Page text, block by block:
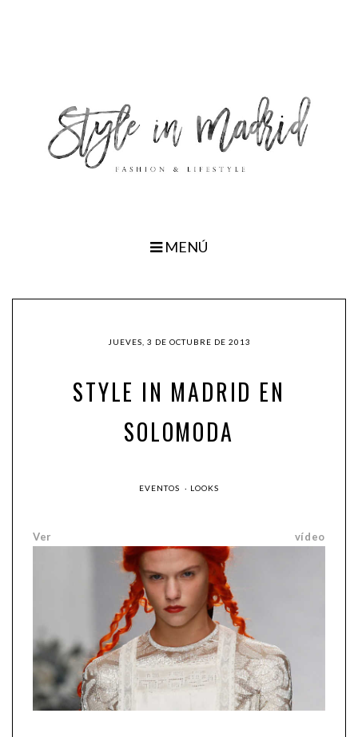
MENÚ
JUEVES, 3 DE OCTUBRE DE 2013
STYLE IN MADRID EN
SOLOMODA
EVENTOS · LOOKS
Ver vídeo